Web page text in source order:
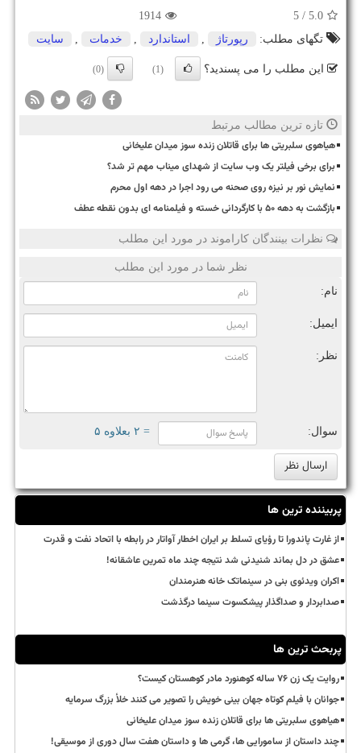
5.0
/ 5
1914
تگهای مطلب:
رپورتاژ , استاندارد , خدمات , سایت
این مطلب را می پسندید؟ (1)
(0)
تازه ترین مطالب مرتبط
هیاهوی سلبریتی ها برای قاتلان زنده سوز میدان علیخانی
برای برخی فیلتر یک وب سایت از شهدای میناب مهم تر شد؟
نمایش نور بر نیزه روی صحنه می رود اجرا در دهه اول محرم
بازگشت به دهه ۵۰ با کارگردانی خسته و فیلمنامه ای بدون نقطه عطف
نظرات بینندگان کاراموند در مورد این مطلب
نظر شما در مورد این مطلب
نام:
ایمیل:
نظر:
سوال: = ۲ بعلاوه ۵
پربیننده ترین ها
از غارت پاندورا تا رؤیای تسلط بر ایران اخطار آواتار در رابطه با اتحاد نفت و قدرت
عشق در دل بماند شنیدنی شد نتیجه چند ماه تمرین عاشقانه!
اکران ویدئوی بنی در سینماتک خانه هنرمندان
صدابردار و صداگذار پیشکسوت سینما درگذشت
پربحث ترین ها
روایت یک زن ۷۶ ساله کوهنورد مادر کوهستان کیست؟
جوانان با فیلم کوتاه جهان بینی خویش را تصویر می کنند خلأ بزرگ سرمایه
هیاهوی سلبریتی ها برای قاتلان زنده سوز میدان علیخانی
چند داستان از سامورایی ها، گرمی ها و داستان هفت سال دوری از موسیقی!